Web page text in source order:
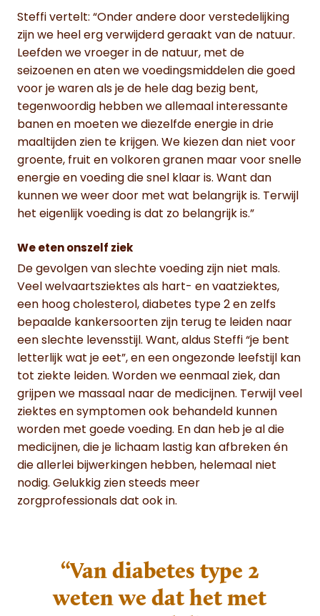
Steffi vertelt: “Onder andere door verstedelijking
zijn we heel erg verwijderd geraakt van de natuur.
Leefden we vroeger in de natuur, met de
seizoenen en aten we voedingsmiddelen die goed
voor je waren als je de hele dag bezig bent,
tegenwoordig hebben we allemaal interessante
banen en moeten we diezelfde energie in drie
maaltijden zien te krijgen. We kiezen dan niet voor
groente, fruit en volkoren granen maar voor snelle
energie en voeding die snel klaar is. Want dan
kunnen we weer door met wat belangrijk is. Terwijl
het eigenlijk voeding is dat zo belangrijk is.”
We eten onszelf ziek
De gevolgen van slechte voeding zijn niet mals.
Veel welvaartsziektes als hart- en vaatziektes,
een hoog cholesterol, diabetes type 2 en zelfs
bepaalde kankersoorten zijn terug te leiden naar
een slechte levensstijl. Want, aldus Steffi “je bent
letterlijk wat je eet”, en een ongezonde leefstijl kan
tot ziekte leiden. Worden we eenmaal ziek, dan
grijpen we massaal naar de medicijnen. Terwijl veel
ziektes en symptomen ook behandeld kunnen
worden met goede voeding. En dan heb je al die
medicijnen, die je lichaam lastig kan afbreken én
die allerlei bijwerkingen hebben, helemaal niet
nodig. Gelukkig zien steeds meer
zorgprofessionals dat ook in.
“Van diabetes type 2
weten we dat het met